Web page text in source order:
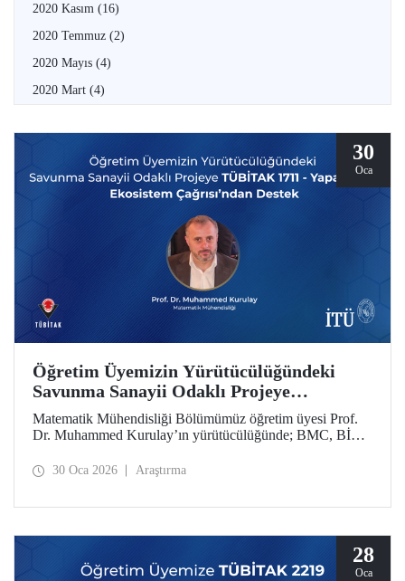
2020 Kasım (16)
2020 Temmuz (2)
2020 Mayıs (4)
2020 Mart (4)
30
Oca
Öğretim Üyemizin Yürütücülüğündeki
Savunma Sanayii Odaklı Projeye
TÜBİTAK 1711 - Yapay Zekâ Ekosistem
Çağrısı’ndan Destek
Matematik Mühendisliği Bölümümüz öğretim üyesi Prof.
Dr. Muhammed Kurulay’ın yürütücülüğünde; BMC, BİAS
tarafından hazırlanan proje, TÜBİTAK 1711 - Yapay Zekâ
30 Oca 2026 Araştırma
28
Oca